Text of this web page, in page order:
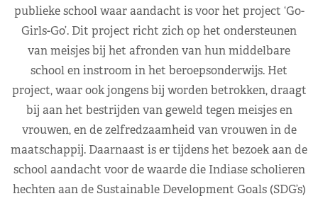
publieke school waar aandacht is voor het project ‘Go-
Girls-Go’. Dit project richt zich op het ondersteunen
van meisjes bij het afronden van hun middelbare
school en instroom in het beroepsonderwijs. Het
project, waar ook jongens bij worden betrokken, draagt
bij aan het bestrijden van geweld tegen meisjes en
vrouwen, en de zelfredzaamheid van vrouwen in de
maatschappij. Daarnaast is er tijdens het bezoek aan de
school aandacht voor de waarde die Indiase scholieren
hechten aan de Sustainable Development Goals (SDG’s)